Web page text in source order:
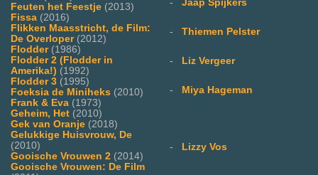
Feuten het Feestje (2013)
Fissa (2016)
Flikken Maasstricht, de Film:
De Overloper(2012)
Flodder(1986)
Flodder 2 (Flodder in
Amerika!) (1992)
Flodder 3 (1995)
Foeksia de Miniheks (2010)
Frank & Eva (1973)
Geheim, Het (2010)
Gek van Oranje (2018)
Gelukkige Huisvrouw, De
(2010)
Gooische Vrouwen 2 (2014)
Gooische Vrouwen: De Film
- Jaap Spijkers
- Thiemen Pelster
- Liz Vergeer
- Miya Hageman
- Lizzy Vos